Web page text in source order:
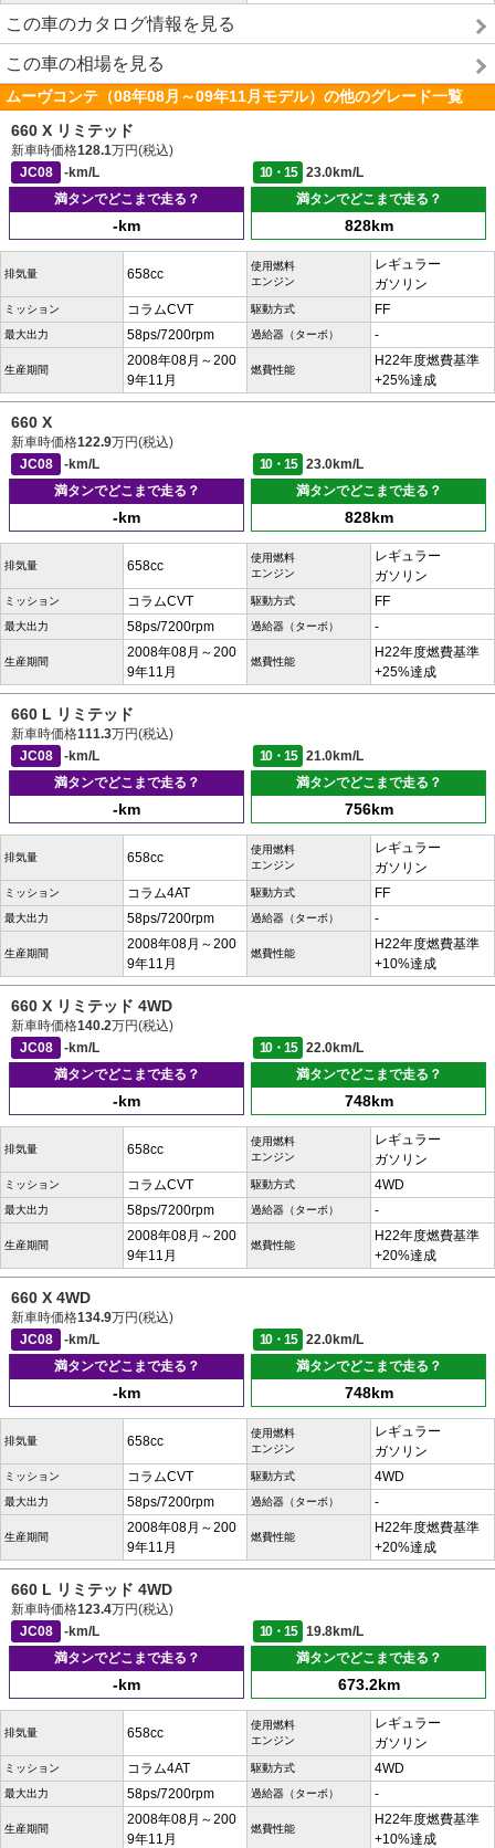
この車のカタログ情報を見る
この車の相場を見る
ムーヴコンテ（08年08月～09年11月モデル）の他のグレード一覧
660 X リミテッド
新車時価格128.1万円(税込)
JC08
-km/L 10・15
23.0km/L
満タンでどこまで走る？
-km
満タンでどこまで走る？
828km
排気量 658cc
使用燃料
エンジン
レギュラー
ガソリン
ミッション コラムCVT 駆動方式 FF
最大出力 58ps/7200rpm 過給器（ターボ） -
生産期間
2008年08月～200
9年11月
燃費性能
H22年度燃費基準
+25%達成
660 X
新車時価格122.9万円(税込)
JC08
-km/L 10・15
23.0km/L
満タンでどこまで走る？
-km
満タンでどこまで走る？
828km
排気量 658cc
使用燃料
エンジン
レギュラー
ガソリン
ミッション コラムCVT 駆動方式 FF
最大出力 58ps/7200rpm 過給器（ターボ） -
生産期間
2008年08月～200
9年11月
燃費性能
H22年度燃費基準
+25%達成
660 L リミテッド
新車時価格111.3万円(税込)
JC08
-km/L 10・15
21.0km/L
満タンでどこまで走る？
-km
満タンでどこまで走る？
756km
排気量 658cc
使用燃料
エンジン
レギュラー
ガソリン
ミッション コラム4AT 駆動方式 FF
最大出力 58ps/7200rpm 過給器（ターボ） -
生産期間
2008年08月～200
9年11月
燃費性能
H22年度燃費基準
+10%達成
660 X リミテッド 4WD
新車時価格140.2万円(税込)
JC08
-km/L 10・15
22.0km/L
満タンでどこまで走る？
-km
満タンでどこまで走る？
748km
排気量 658cc
使用燃料
エンジン
レギュラー
ガソリン
ミッション コラムCVT 駆動方式 4WD
最大出力 58ps/7200rpm 過給器（ターボ） -
生産期間
2008年08月～200
9年11月
燃費性能
H22年度燃費基準
+20%達成
660 X 4WD
新車時価格134.9万円(税込)
JC08
-km/L 10・15
22.0km/L
満タンでどこまで走る？
-km
満タンでどこまで走る？
748km
排気量 658cc
使用燃料
エンジン
レギュラー
ガソリン
ミッション コラムCVT 駆動方式 4WD
最大出力 58ps/7200rpm 過給器（ターボ） -
生産期間
2008年08月～200
9年11月
燃費性能
H22年度燃費基準
+20%達成
660 L リミテッド 4WD
新車時価格123.4万円(税込)
JC08
-km/L 10・15
19.8km/L
満タンでどこまで走る？
-km
満タンでどこまで走る？
673.2km
排気量 658cc
使用燃料
エンジン
レギュラー
ガソリン
ミッション コラム4AT 駆動方式 4WD
最大出力 58ps/7200rpm 過給器（ターボ） -
生産期間
2008年08月～200
9年11月
燃費性能
H22年度燃費基準
+10%達成